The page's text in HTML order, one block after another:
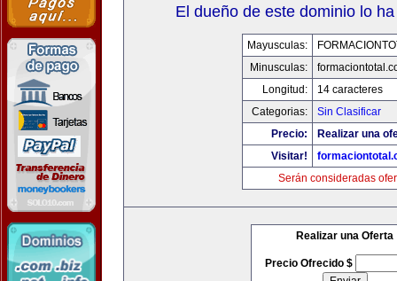
El dueño de este dominio lo
Mayusculas:
Minusculas:
Longitud:
14 caracteres
Categorias:
Sin Clasificar
Precio:
Realizar una
Visitar!
Serán consideradas
Realizar una Oferta
Precio Ofrecido $